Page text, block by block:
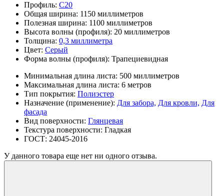
Профиль: С20
Общая ширина: 1150 миллиметров
Полезная ширина: 1100 миллиметров
Высота волны (профиля): 20 миллиметров
Толщина: 0,3 миллиметра
Цвет: Серый
Форма волны (профиля): Трапециевидная
Минимальная длина листа: 500 миллиметров
Максимальная длина листа: 6 метров
Тип покрытия: Полиэстер
Назначение (применение): Для забора, Для кровли, Для
фасада
Вид поверхности: Глянцевая
Текстура поверхности: Гладкая
ГОСТ: 24045-2016
У данного товара еще нет ни одного отзыва.